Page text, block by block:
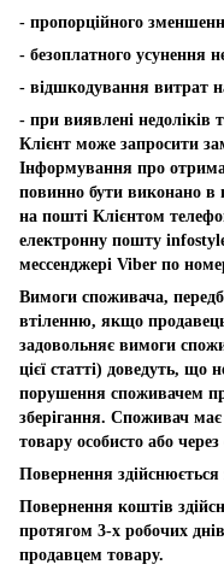
- пропорційного
- безоплатного усунення
- відшкодування витрат
- при виявлені недоліків
Клієнт може запросити
Інформування про
повинно бути виконано в
на пошті Клієнтом
електронну пошту
мессенджері Viber по
Вимоги споживача,
втіленню, якщо
задовольняє вимоги
цієї статті) доведуть, що
порушення споживачем
зберігання. Споживач має
товару особисто або
Повернення
Повернення коштів
протягом 3-х робочих
продавцем товару.